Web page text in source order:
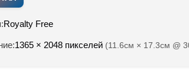
Royalty Free
1365 × 2048 пикселей (11.6см × 17.3см @